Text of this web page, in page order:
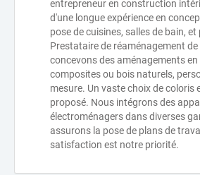
entrepreneur en construction
d'une longue expérience en
pose de cuisines, salles de bain, et
Prestataire de réaménagement
concevons des aménagements
composites ou bois naturels,
mesure. Un vaste choix de coloris
proposé. Nous intégrons des
électroménagers dans diverses
assurons la pose de plans de
satisfaction est notre priorité.